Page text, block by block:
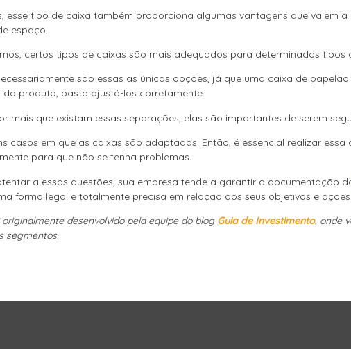
esse tipo de caixa também proporciona algumas vantagens que valem
espaço.
certos tipos de caixas são mais adequados para determinados tipos
são essas as únicas opções, já que uma caixa de
do produto, basta ajustá-los corretamente.
mais que existam essas separações, elas são importantes de serem
casos em que as caixas são adaptadas. Então, é essencial realizar
para que não se tenha problemas.
a essas questões, sua empresa tende a garantir a documentação
forma legal e totalmente precisa em relação aos seus objetivos e ações.
desenvolvido pela equipe do blog Guia de Investimento, onde
segmentos.